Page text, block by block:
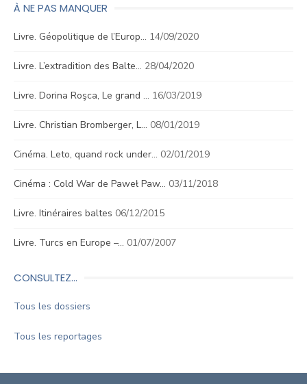
À NE PAS MANQUER
Livre. Géopolitique de l’Europ… 14/09/2020
Livre. L’extradition des Balte… 28/04/2020
Livre. Dorina Roşca, Le grand … 16/03/2019
Livre. Christian Bromberger, L… 08/01/2019
Cinéma. Leto, quand rock under… 02/01/2019
Cinéma : Cold War de Paweł Paw… 03/11/2018
Livre. Itinéraires baltes 06/12/2015
Livre. Turcs en Europe –… 01/07/2007
CONSULTEZ…
Tous les dossiers
Tous les reportages